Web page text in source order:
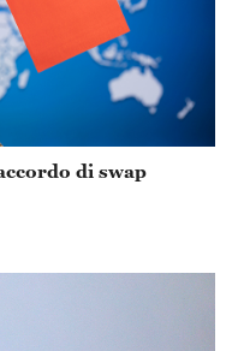
di swap